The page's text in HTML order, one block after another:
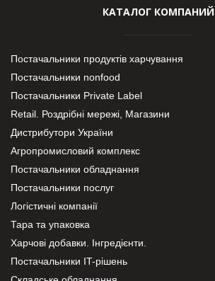
КАТАЛОГ КОМПАНИЙ
Постачальники продуктів харчування
Постачальники nonfood
Постачальники Private Label
Retail. Роздрібні мережі, Магазини
Дистрибутори України
Агропромисловий комплекс
Постачальники обладнання
Постачальники послуг
Логістичні компанії
Тара та упаковка
Харчові добавки. Інгредієнти.
Постачальники IT-рішень